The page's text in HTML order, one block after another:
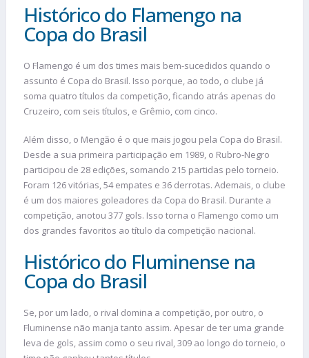
Histórico do Flamengo na
Copa do Brasil
O Flamengo é um dos times mais bem-sucedidos quando o
assunto é Copa do Brasil. Isso porque, ao todo, o clube já
soma quatro títulos da competição, ficando atrás apenas do
Cruzeiro, com seis títulos, e Grêmio, com cinco.
Além disso, o Mengão é o que mais jogou pela Copa do Brasil.
Desde a sua primeira participação em 1989, o Rubro-Negro
participou de 28 edições, somando 215 partidas pelo torneio.
Foram 126 vitórias, 54 empates e 36 derrotas. Ademais, o clube
é um dos maiores goleadores da Copa do Brasil. Durante a
competição, anotou 377 gols. Isso torna o Flamengo como um
dos grandes favoritos ao título da competição nacional.
Histórico do Fluminense na
Copa do Brasil
Se, por um lado, o rival domina a competição, por outro, o
Fluminense não manja tanto assim. Apesar de ter uma grande
leva de gols, assim como o seu rival, 309 ao longo do torneio, o